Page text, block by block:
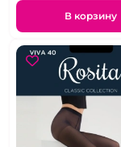
В корзину